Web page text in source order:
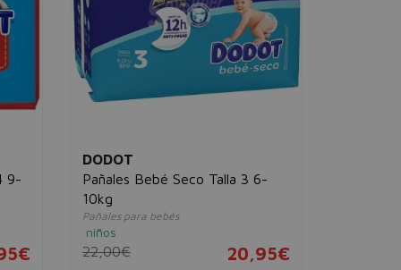
9-
DODOT
Pañales Bebé Seco Talla 3 6-
10kg
Pañales para bebés
niños
22,00€ 20,95€